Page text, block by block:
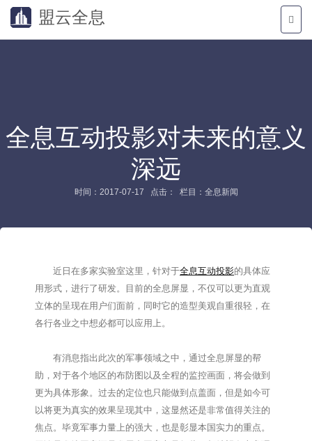
盟云全息
全息互动投影对未来的意义
深远
时间：2017-07-17 点击： 栏目：全息新闻
近日在多家实验室这里，针对于全息互动投影的具体应
用形式，进行了研发。目前的全息屏显，不仅可以更为直观
立体的呈现在用户们面前，同时它的造型美观自重很轻，在
各行各业之中想必都可以应用上。
有消息指出此次的军事领域之中，通过全息屏显的帮
助，对于各个地区的布防图以及全程的监控画面，将会做到
更为具体形象。过去的定位也只能做到点盖面，但是如今可
以将更为真实的效果呈现其中，这显然还是非常值得关注的
焦点。毕竟军事力量上的强大，也是彰显本国实力的重点。